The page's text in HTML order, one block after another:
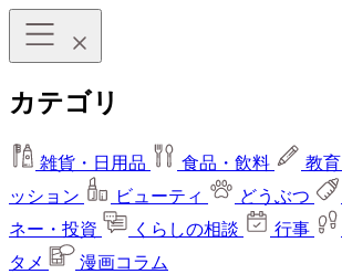
カテゴリ
雑貨・日用品 食品・飲料 教育
ッション
ビューティ どうぶつ
ネー・投資
くらしの相談 行事
タメ
漫画コラム